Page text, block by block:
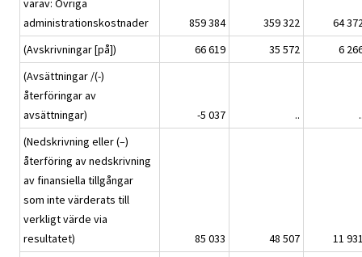
varav: Övriga
administrationskostnader
859 384 359 322
64
(Avskrivningar [på])
66 619 35 572
6
(Avsättningar /(-)
återföringar av
avsättningar)
-5 037 ..
(Nedskrivning eller (–)
återföring av nedskrivning
av finansiella tillgångar
som inte värderats till
verkligt värde via
resultatet)
85 033 48 507
11